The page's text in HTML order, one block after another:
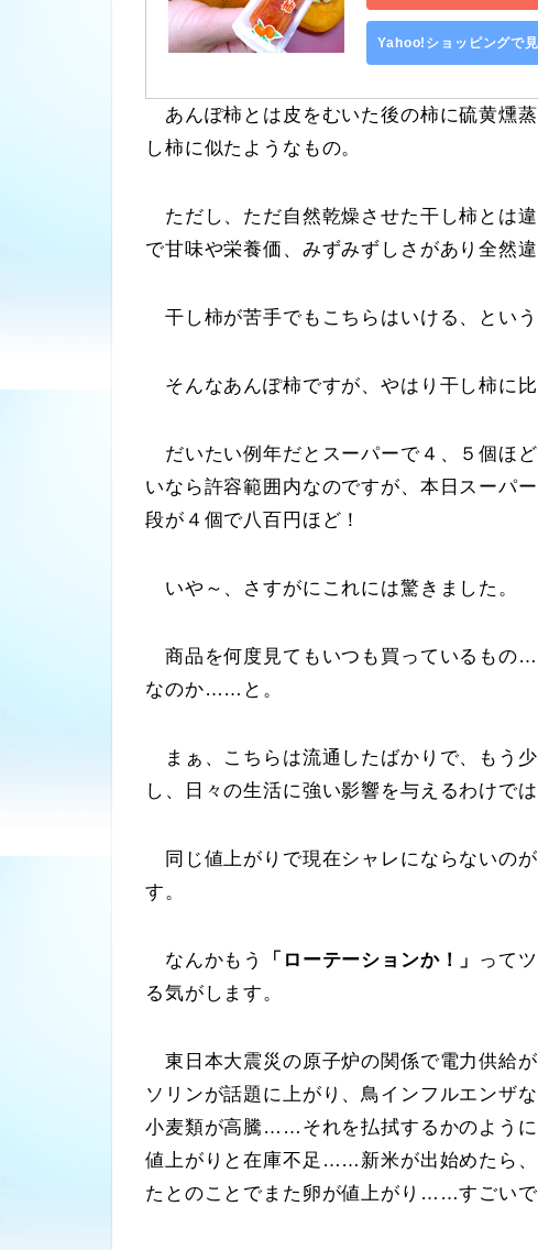
Yahoo!ショッピングで
あんぽ柿とは皮をむいた後の柿に硫黄燻
し柿に似たようなもの。
ただし、ただ自然乾燥させた干し柿とは
で甘味や栄養価、みずみずしさがあり全然違
干し柿が苦手でもこちらはいける、とい
そんなあんぽ柿ですが、やはり干し柿に
だいたい例年だとスーパーで４、５個ほ
いなら許容範囲内なのですが、本日スー
段が４個で八百円ほど！
いや～、さすがにこれには驚きました。
商品を何度見てもいつも買っているもの
なのか……と。
まぁ、こちらは流通したばかりで、もう
し、日々の生活に強い影響を与えるわけで
同じ値上がりで現在シャレにならないの
す。
なんかもう 「ローテーションか！」 って
る気がします。
東日本大震災の原子炉の関係で電力供給
ソリンが話題に上がり、鳥インフルエンザ
小麦類が高騰……それを払拭するかのように
値上がりと在庫不足……新米が出始めたら
たとのことでまた卵が値上がり……すごいで